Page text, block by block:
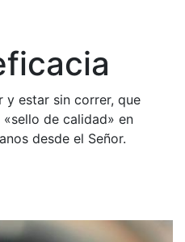
y estar sin correr, que
de calidad» en
desde el Señor.